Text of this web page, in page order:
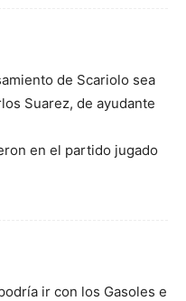
de Scariolo sea
Suarez, de ayudante
en el partido jugado
ir con los Gasoles e